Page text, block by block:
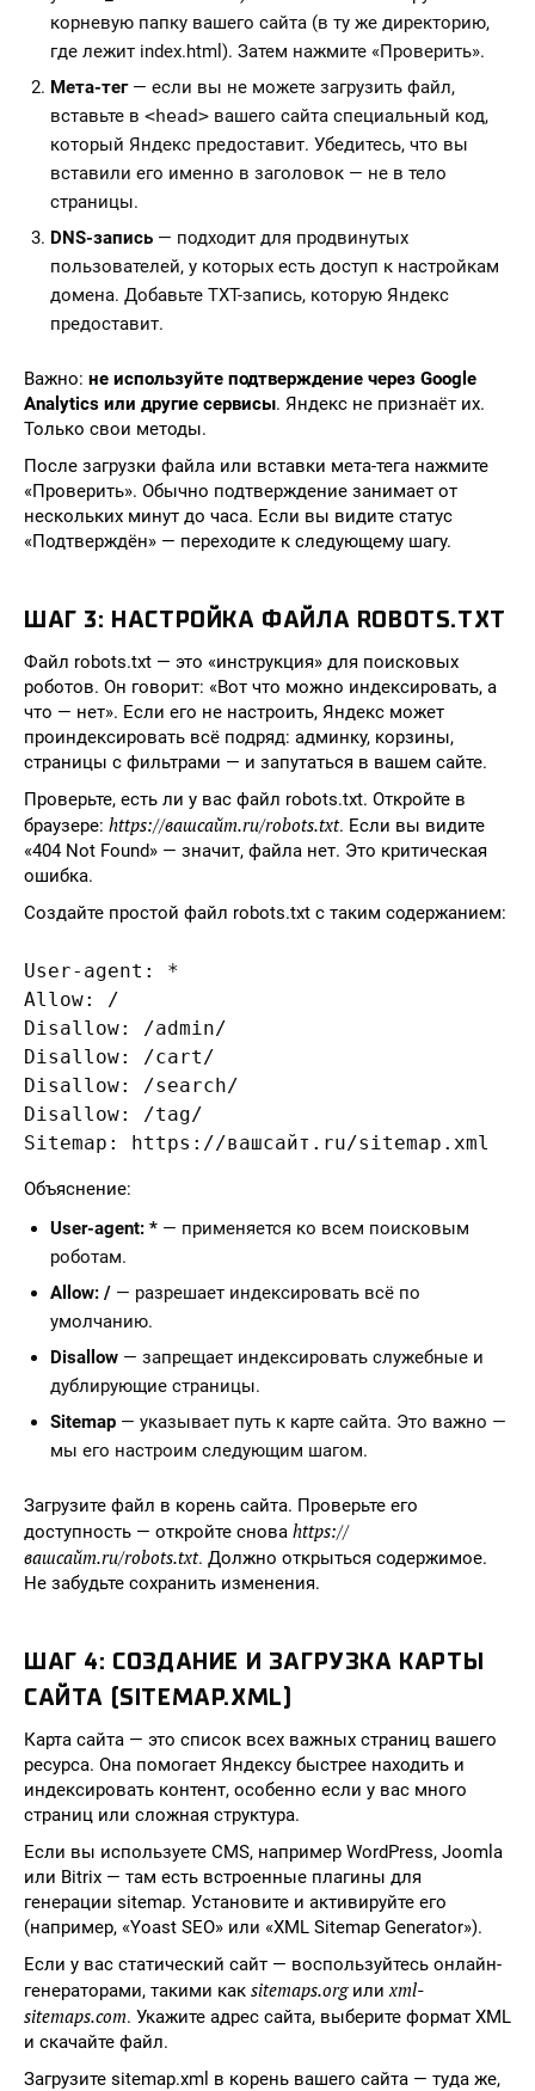
корневую папку вашего сайта (в ту же директорию,
где лежит index.html). Затем нажмите «Проверить».
Мета-тег— если вы не можете загрузить файл,
вставьте в <head> вашего сайта специальный код,
который Яндекс предоставит. Убедитесь, что вы
вставили его именно в заголовок — не в тело
страницы.
DNS-запись — подходит для продвинутых
пользователей, у которых есть доступ к настройкам
домена. Добавьте TXT-запись, которую Яндекс
предоставит.
Важно: не используйте подтверждение через Google
Analytics или другие сервисы. Яндекс не признаёт их.
Только свои методы.
После загрузки файла или вставки мета-тега нажмите
«Проверить». Обычно подтверждение занимает от
нескольких минут до часа. Если вы видите статус
«Подтверждён» — переходите к следующему шагу.
ШАГ 3: НАСТРОЙКА ФАЙЛА ROBOTS.TXT
Файл robots.txt — это «инструкция» для поисковых
роботов. Он говорит: «Вот что можно индексировать, а
что — нет». Если его не настроить, Яндекс может
проиндексировать всё подряд: админку, корзины,
страницы с фильтрами — и запутаться в вашем сайте.
Проверьте, есть ли у вас файл robots.txt. Откройте в
браузере: https://вашсайт.ru/robots.txt. Если вы видите
«404 Not Found» — значит, файла нет. Это критическая
ошибка.
Создайте простой файл robots.txt с таким содержанием:
User-agent: *
Allow: /
Disallow: /admin/
Disallow: /cart/
Disallow: /search/
Disallow: /tag/
Объяснение:
User-agent: * — применяется ко всем поисковым
роботам.
Allow: / — разрешает индексировать всё по
умолчанию.
Disallow — запрещает индексировать служебные и
дублирующие страницы.
Sitemap — указывает путь к карте сайта. Это важно —
мы его настроим следующим шагом.
Загрузите файл в корень сайта. Проверьте его
доступность — откройте снова https://
вашсайт.ru/robots.txt. Должно открыться содержимое.
Не забудьте сохранить изменения.
ШАГ 4: СОЗДАНИЕ И ЗАГРУЗКА КАРТЫ
САЙТА (SITEMAP.XML)
Карта сайта — это список всех важных страниц вашего
ресурса. Она помогает Яндексу быстрее находить и
индексировать контент, особенно если у вас много
страниц или сложная структура.
Если вы используете CMS, например WordPress, Joomla
или Bitrix — там есть встроенные плагины для
генерации sitemap. Установите и активируйте его
(например, «Yoast SEO» или «XML Sitemap Generator»).
Если у вас статический сайт — воспользуйтесь онлайн-
генераторами, такими как sitemaps.orgилиxml-
sitemaps.com. Укажите адрес сайта, выберите формат XML
и скачайте файл.
Загрузите sitemap.xml в корень вашего сайта — туда же,